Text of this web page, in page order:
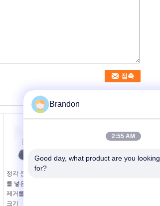
정각 큰 크기 압축 공기
를 넣은 맥박 벨브 먼지
제거를 위한 3 인치 항구
크기
Brandon
2:55 AM
Good day, what product are you looking
for?